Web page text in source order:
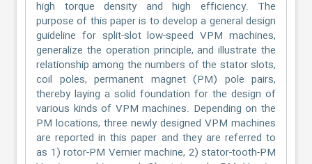
high torque density and high efficiency. The
purpose of this paper is to develop a general design
guideline for split-slot low-speed VPM machines,
generalize the operation principle, and illustrate the
relationship among the numbers of the stator slots,
coil poles, permanent magnet (PM) pole pairs,
thereby laying a solid foundation for the design of
various kinds of VPM machines. Depending on the
PM locations, three newly designed VPM machines
are reported in this paper and they are referred to
as 1) rotor-PM Vernier machine, 2) stator-tooth-PM